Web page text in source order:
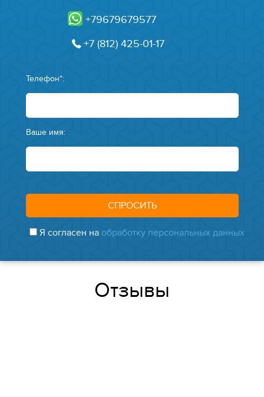
+79679679577
+7 (812) 425-01-17
Телефон*:
Ваше имя:
Я согласен на обработку персональных данных
Отзывы